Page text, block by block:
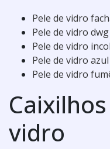
Pele de vidro
Pele de vidro dwg
Pele de vidro
Pele de vidro azul
Pele de vidro
vidro